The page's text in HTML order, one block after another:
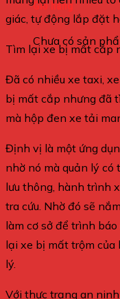
Giỏ hàng
Chưa có sản
giác, tự động lắp đặt
Tìm lại xe bị mất cắp
Đã có nhiều xe taxi,
bị mất cắp nhưng đã
mà hộp đen xe tải
Định vị là một ứng
nhờ nó mà quản lý có
lưu thông, hành trình
tra cứu. Nhờ đó sẽ
làm cơ sở để trình
lại xe bị mất trộm
lý.
Với thực trạng an